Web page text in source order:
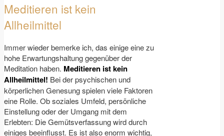
Meditieren ist kein
Allheilmittel
Immer wieder bemerke ich, das einige eine zu
hohe Erwartungshaltung gegenüber der
Meditation haben. Meditieren ist kein
Allheilmittel! Bei der psychischen und
körperlichen Genesung spielen viele Faktoren
eine Rolle. Ob soziales Umfeld, persönliche
Einstellung oder der Umgang mit dem
Erlebten: Die Gemütsverfassung wird durch
einiges beeinflusst. Es ist also enorm wichtig,